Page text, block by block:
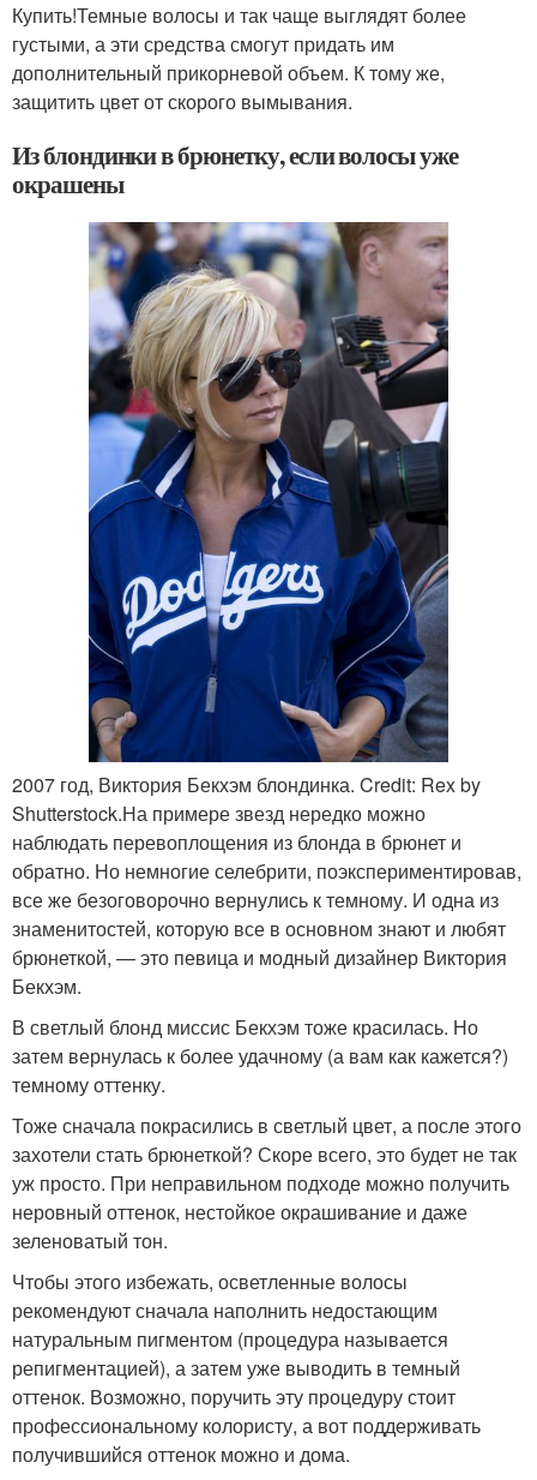
Купить!Темные волосы и так чаще выглядят более
густыми, а эти средства смогут придать им
дополнительный прикорневой объем. К тому же,
защитить цвет от скорого вымывания.
Из блондинки в брюнетку, если волосы уже
окрашены
2007 год, Виктория Бекхэм блондинка. Credit: Rex by
Shutterstock.На примере звезд нередко можно
наблюдать перевоплощения из блонда в брюнет и
обратно. Но немногие селебрити, поэкспериментировав,
все же безоговорочно вернулись к темному. И одна из
знаменитостей, которую все в основном знают и любят
брюнеткой, — это певица и модный дизайнер Виктория
Бекхэм.
В светлый блонд миссис Бекхэм тоже красилась. Но
затем вернулась к более удачному (а вам как кажется?)
темному оттенку.
Тоже сначала покрасились в светлый цвет, а после этого
захотели стать брюнеткой? Скоре всего, это будет не так
уж просто. При неправильном подходе можно получить
неровный оттенок, нестойкое окрашивание и даже
зеленоватый тон.
Чтобы этого избежать, осветленные волосы
рекомендуют сначала наполнить недостающим
натуральным пигментом (процедура называется
репигментацией), а затем уже выводить в темный
оттенок. Возможно, поручить эту процедуру стоит
профессиональному колористу, а вот поддерживать
получившийся оттенок можно и дома.